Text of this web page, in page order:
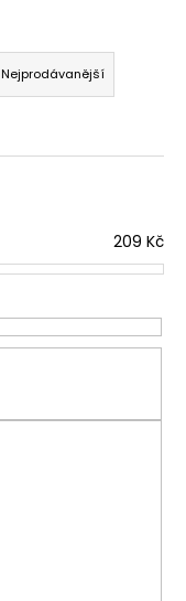
Nejprodávanější
209 Kč